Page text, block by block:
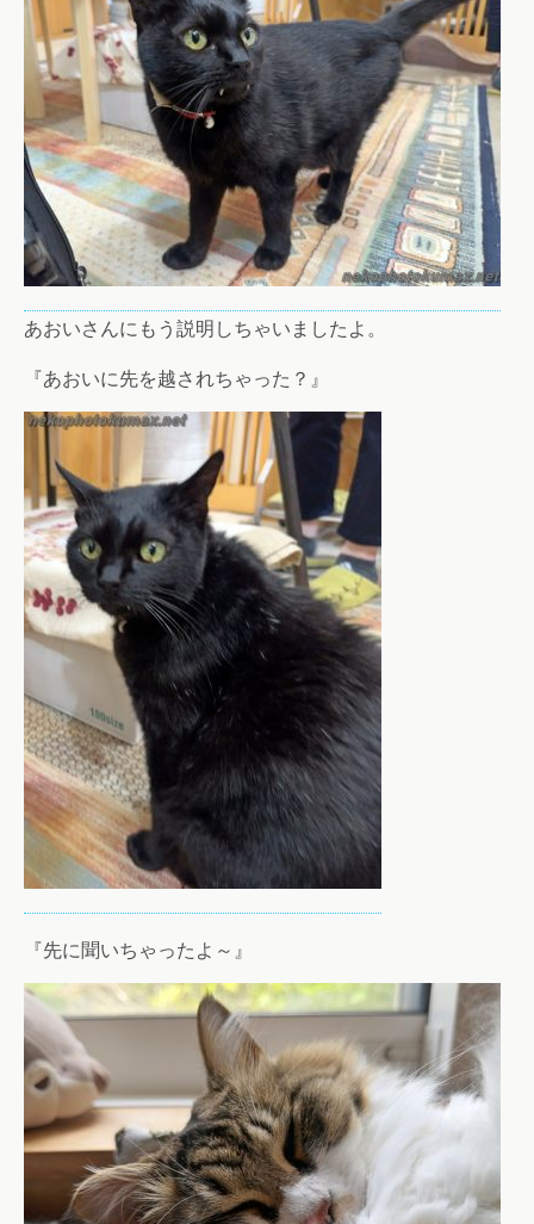
あおいさんにもう説明しちゃいましたよ。
『あおいに先を越されちゃった？』
『先に聞いちゃったよ～』